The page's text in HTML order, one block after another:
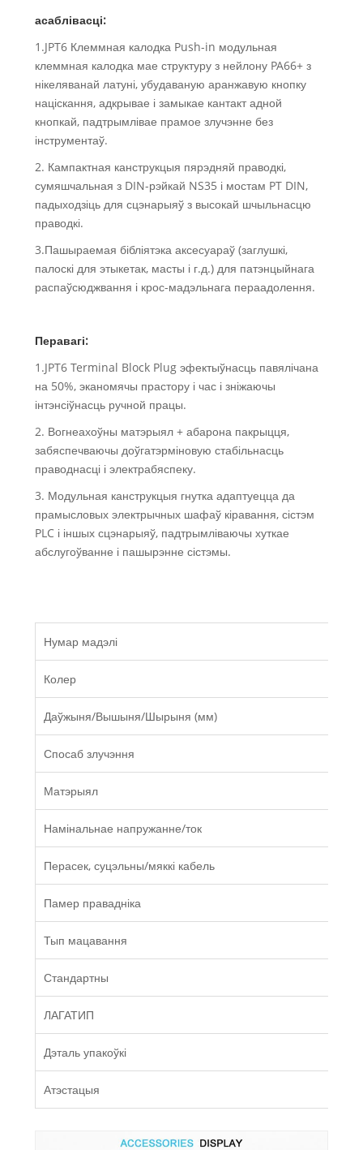
асаблівасці:
1.JPT6 Клеммная калодка Push-in модульная
клеммная калодка мае структуру з нейлону PA66+ з
нікеляванай латуні, убудаваную аранжавую кнопку
націскання, адкрывае і замыкае кантакт адной
кнопкай, падтрымлівае прамое злучэнне без
інструментаў.
2. Кампактная канструкцыя пярэдняй праводкі,
сумяшчальная з DIN-рэйкай NS35 і мостам PT DIN,
падыходзіць для сцэнарыяў з высокай шчыльнасцю
праводкі.
3.Пашыраемая бібліятэка аксесуараў (заглушкі,
палоскі для этыкетак, масты і г.д.) для патэнцыйнага
распаўсюджвання і крос-мадэльнага пераадолення.
Перавагі:
1.JPT6 Terminal Block Plug эфектыўнасць павялічана
на 50%, эканомячы прастору і час і зніжаючы
інтэнсіўнасць ручной працы.
2. Вогнеахоўны матэрыял + абарона пакрыцця,
забяспечваючы доўгатэрміновую стабільнасць
праводнасці і электрабяспеку.
3. Модульная канструкцыя гнутка адаптуецца да
прамысловых электрычных шафаў кіравання, сістэм
PLC і іншых сцэнарыяў, падтрымліваючы хуткае
абслугоўванне і пашырэнне сістэмы.
Нумар мадэлі
Колер
Даўжыня/Вышыня/Шырыня (мм)
Спосаб злучэння
Матэрыял
Намінальнае напружанне/ток
Перасек, суцэльны/мяккі кабель
Памер правадніка
Тып мацавання
Стандартны
ЛАГАТИП
Дэталь упакоўкі
Атэстацыя